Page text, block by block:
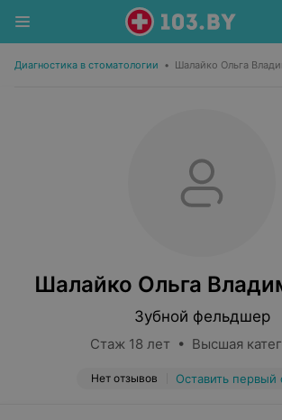
Диагностика в стоматологии • Шалайко Ольга
Шалайко Ольга
Зубной фельдшер
Стаж 18 лет • Высшая
Нет отзывов Оставить первый